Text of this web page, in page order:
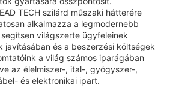
TECH szilárd műszaki hátterére
alkalmazza a legmodernebb
világszerte ügyfeleinek
javításában és a beszerzési költségek
a világ számos iparágában
az élelmiszer-, ital-, gyógyszer-,
és elektronikai ipart.